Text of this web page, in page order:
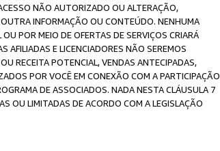
NÃO AUTORIZADO OU ALTERAÇÃO,
INFORMAÇÃO OU CONTEÚDO. NENHUMA
POR MEIO DE OFERTAS DE SERVIÇOS CRIARÁ
E LICENCIADORES NÃO SEREMOS
RECEITA POTENCIAL, VENDAS ANTECIPADAS,
POR VOCÊ EM CONEXÃO COM A PARTICIPAÇÃO
DE ASSOCIADOS. NADA NESTA CLÁUSULA 7
OU LIMITADAS DE ACORDO COM A LEGISLAÇÃO